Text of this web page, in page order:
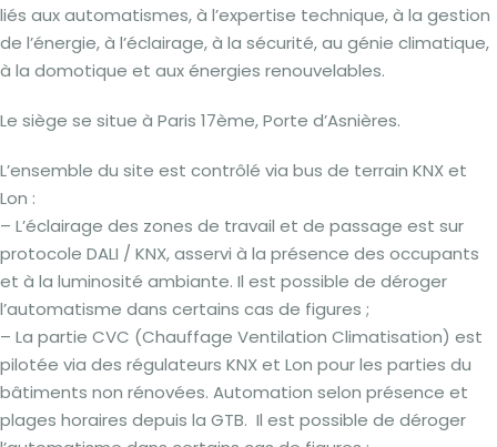
liés aux automatismes, à l’expertise technique, à la gestion
de l’énergie, à l’éclairage, à la sécurité, au génie climatique,
à la domotique et aux énergies renouvelables.
Le siège se situe à Paris 17ème, Porte d’Asnières.
L’ensemble du site est contrôlé via bus de terrain KNX et
Lon :
– L’éclairage des zones de travail et de passage est sur
protocole DALI / KNX, asservi à la présence des occupants
et à la luminosité ambiante. Il est possible de déroger
l’automatisme dans certains cas de figures ;
– La partie CVC (Chauffage Ventilation Climatisation) est
pilotée via des régulateurs KNX et Lon pour les parties du
bâtiments non rénovées. Automation selon présence et
plages horaires depuis la GTB. Il est possible de déroger